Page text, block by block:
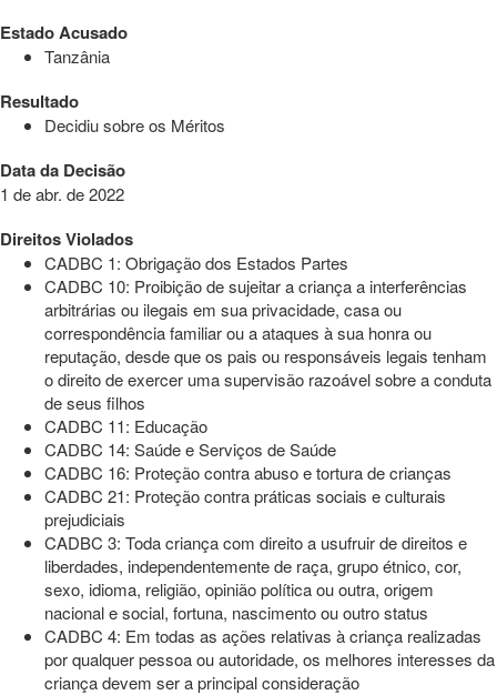
Estado Acusado
Tanzânia
Resultado
Decidiu sobre os Méritos
Data da Decisão
1 de abr. de 2022
Direitos Violados
CADBC 1: Obrigação dos Estados Partes
CADBC 10: Proibição de sujeitar a criança a interferências
arbitrárias ou ilegais em sua privacidade, casa ou
correspondência familiar ou a ataques à sua honra ou
reputação, desde que os pais ou responsáveis legais tenham
o direito de exercer uma supervisão razoável sobre a conduta
de seus filhos
CADBC 11: Educação
CADBC 14: Saúde e Serviços de Saúde
CADBC 16: Proteção contra abuso e tortura de crianças
CADBC 21: Proteção contra práticas sociais e culturais
prejudiciais
CADBC 3: Toda criança com direito a usufruir de direitos e
liberdades, independentemente de raça, grupo étnico, cor,
sexo, idioma, religião, opinião política ou outra, origem
nacional e social, fortuna, nascimento ou outro status
CADBC 4: Em todas as ações relativas à criança realizadas
por qualquer pessoa ou autoridade, os melhores interesses da
criança devem ser a principal consideração